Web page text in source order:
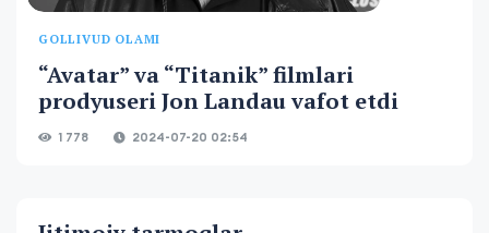
GOLLIVUD OLAMI
“Avatar” va “Titanik” filmlari
prodyuseri Jon Landau vafot etdi
1 778 2024-07-20 02:54